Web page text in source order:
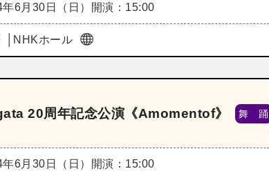
6月30日（日） 開演：15:00
NHKホール
20周年記念公演《Amomentof》 舞 踊
6月30日（日） 開演：15:00